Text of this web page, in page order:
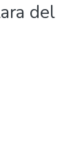
del